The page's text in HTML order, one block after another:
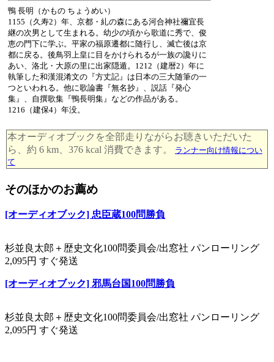
鴨 長明（かもの ちょうめい）
1155（久寿2）年、京都・糺の森にある河合神社禰宜長
継の次男として生まれる。幼少の頃から歌道に秀で、俊
恵の門下に学ぶ。平家の福原遷都に随行し、滅亡後は京
都に戻る。後鳥羽上皇に目をかけられるが一族の讒りに
あい、洛北・大原の里に出家隠遁。1212（建暦2）年に
執筆した和漢混淆文の『方丈記』は日本の三大随筆の一
つといわれる。他に歌論書『無名抄』、説話『発心
集』、自撰歌集『鴨長明集』などの作品がある。
1216（建保4）年没。
本オーディオブックを全部走りながらお聴きいただいた
ら、約 6 km、376 kcal 消費できます。
ランナー向け情報につい
て
そのほかのお薦め
[オーディオブック] 忠臣蔵100問勝負
杉並良太郎＋歴史文化100問委員会/出窓社 パンローリング
2,095円 すぐ発送
[オーディオブック] 邪馬台国100問勝負
杉並良太郎＋歴史文化100問委員会/出窓社 パンローリング
2,095円 すぐ発送